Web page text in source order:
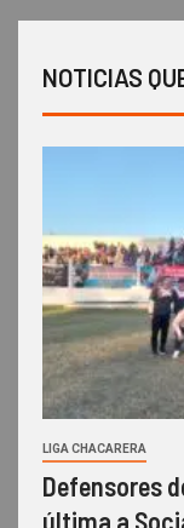
NOTICIAS
LIGA CHACARERA
Defensores
última a